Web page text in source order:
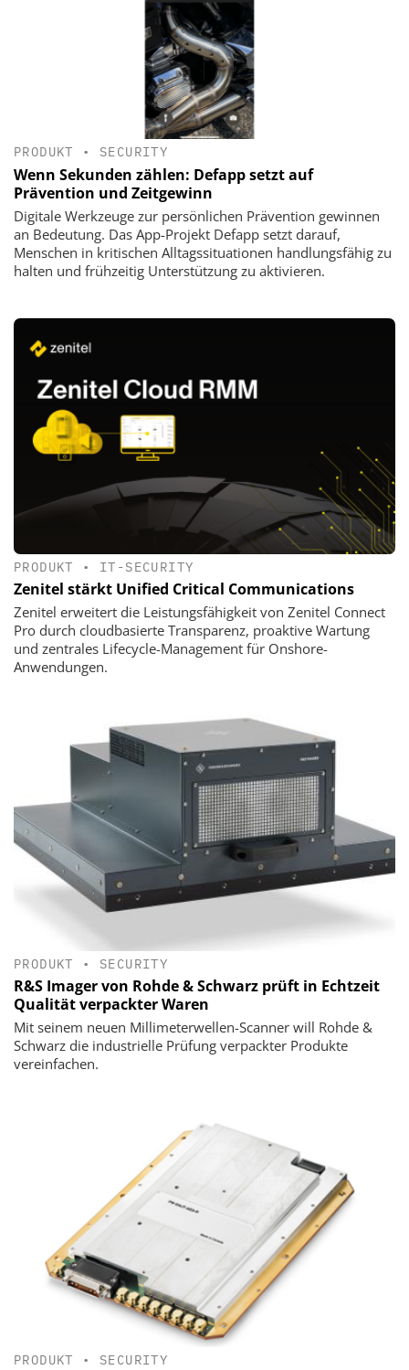
PRODUKT • SECURITY
Wenn Sekunden zählen: Defapp setzt auf
Prävention und Zeitgewinn
Digitale Werkzeuge zur persönlichen Prävention gewinnen
an Bedeutung. Das App-Projekt Defapp setzt darauf,
Menschen in kritischen Alltagssituationen handlungsfähig zu
halten und frühzeitig Unterstützung zu aktivieren.
PRODUKT • IT-SECURITY
Zenitel stärkt Unified Critical Communications
Zenitel erweitert die Leistungsfähigkeit von Zenitel Connect
Pro durch cloudbasierte Transparenz, proaktive Wartung
und zentrales Lifecycle-Management für Onshore-
Anwendungen.
PRODUKT • SECURITY
R&S Imager von Rohde & Schwarz prüft in Echtzeit
Qualität verpackter Waren
Mit seinem neuen Millimeterwellen-Scanner will Rohde &
Schwarz die industrielle Prüfung verpackter Produkte
vereinfachen.
PRODUKT • SECURITY